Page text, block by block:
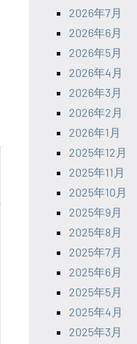
2026年7月
2026年6月
2026年5月
2026年4月
2026年3月
2026年2月
2026年1月
2025年12月
2025年11月
2025年10月
2025年9月
2025年8月
2025年7月
2025年6月
2025年5月
2025年4月
2025年3月